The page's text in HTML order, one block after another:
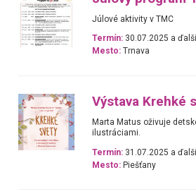
Júlové aktivity v TMC
Termín: 30.07.2025 a
Mesto: Trnava
Výstava Krehké
Marta Matus oživuje
ilustráciami.
Termín: 31.07.2025 a
Mesto: Piešťany